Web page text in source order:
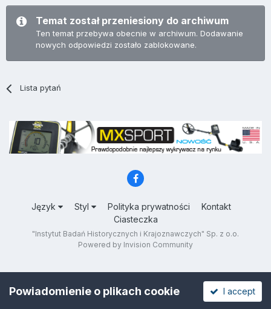
Temat został przeniesiony do archiwum
Ten temat przebywa obecnie w archiwum. Dodawanie
nowych odpowiedzi zostało zablokowane.
Lista pytań
Język Styl Polityka prywatności
Kontakt
Ciasteczka
"Instytut Badań Historycznych i Krajoznawczych" Sp. z o.o.
Powered by Invision Community
Powiadomienie o plikach cookie I accept